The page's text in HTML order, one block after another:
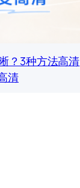
？3种方法高清
清